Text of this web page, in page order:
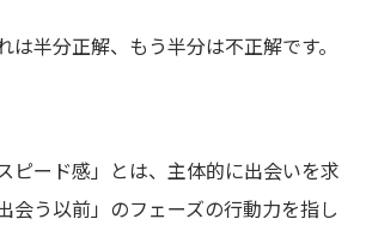
は半分正解、もう半分は不正解です。
ピード感」とは、主体的に出会いを求
会う以前」のフェーズの行動力を指し